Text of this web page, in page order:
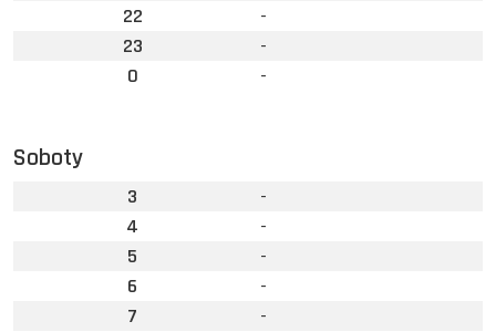
22
-
23
-
0
-
Soboty
3
-
4
-
5
-
6
-
7
-